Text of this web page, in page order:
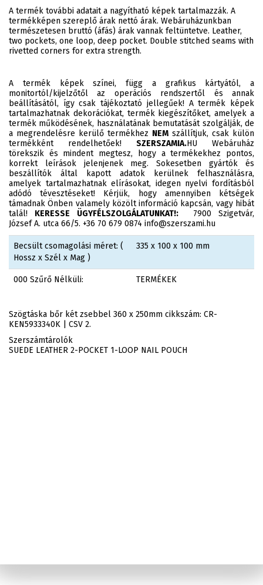
A termék további adatait a nagyítható képek tartalmazzák. A
termékképen szereplő árak nettó árak. Webáruházunkban
természetesen bruttó (áfás) árak vannak feltüntetve. Leather,
two pockets, one loop, deep pocket. Double stitched seams with
rivetted corners for extra strength.
A termék képek színei, függ a grafikus kártyától, a
monitortól/kijelzőtől az operációs rendszertől és annak
beállításától, így csak tájékoztató jellegűek! A termék képek
tartalmazhatnak dekorációkat, termék kiegészítőket, amelyek a
termék működésének, használatának bemutatását szolgálják, de
a megrendelésre kerülő termékhez NEM szállítjuk, csak külön
termékként rendelhetőek! SZERSZAMIA.HU Webáruház
törekszik és mindent megtesz, hogy a termékekhez pontos,
korrekt leírások jelenjenek meg. Sokesetben gyártók és
beszállítók által kapott adatok kerülnek felhasználásra,
amelyek tartalmazhatnak elírásokat, idegen nyelvi fordításból
adódó tévesztéseket! Kérjük, hogy amennyiben kétségek
támadnak Önben valamely közölt információ kapcsán, vagy hibát
talál! KERESSE ÜGYFÉLSZOLGÁLATUNKAT!:7900 Szigetvár,
József A. utca 66/5. +36 70 679 0874 info@szerszami.hu
Becsült csomagolási méret: (
Hossz x Szél x Mag )
335 x 100 x 100 mm
000 Szűrő Nélküli: TERMÉKEK
Szögtáska bőr két zsebbel 360 x 250mm cikkszám: CR-
KEN5933340K | CSV 2.
Szerszámtárolók
SUEDE LEATHER 2-POCKET 1-LOOP NAIL POUCH